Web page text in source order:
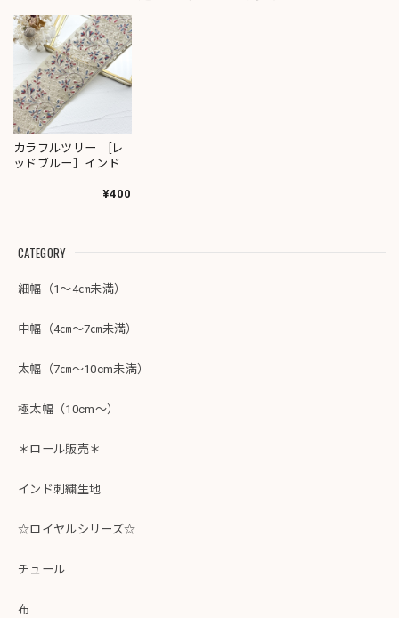
カラフルツリー [レ
ッドブルー］インド
¥400
CATEGORY
細幅（1～4㎝未満）
中幅（4㎝～7㎝未満）
太幅（7㎝～10cm未満）
極太幅（10cm～）
＊ロール販売＊
インド刺繍生地
☆ロイヤルシリーズ☆
チュール
布